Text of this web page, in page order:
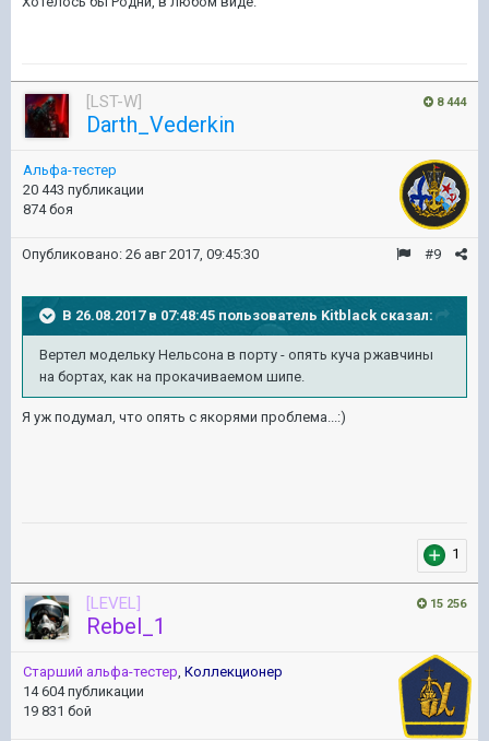
8 444
[LST-W]
Darth_Vederkin
Альфа-тестер
20 443 публикации
874 боя
#9
Опубликовано: 26 авг 2017, 09:45:30
В 26.08.2017 в 07:48:45 пользователь Kitblack сказал:
Вертел модельку Нельсона в порту - опять куча ржавчины
на бортах, как на прокачиваемом шипе.
Я уж подумал, что опять с якорями проблема...:)
1
15 256
[LEVEL]
Rebel_1
Старший альфа-тестер Коллекционер
14 604 публикации
19 831 бой